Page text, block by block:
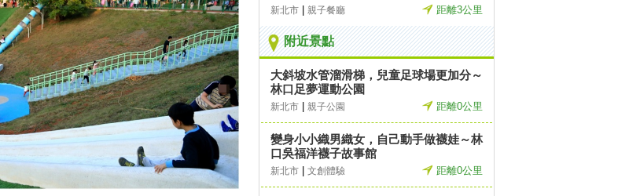
新北市 親子餐廳 距離3公里
附近景點
大斜坡水管溜滑梯，兒童足球場更加分～
林口足夢運動公園
新北市 親子公園 距離0公里
變身小小織男織女，自己動手做襪娃～林
口吳福洋襪子故事館
新北市 文創體驗 距離0公里